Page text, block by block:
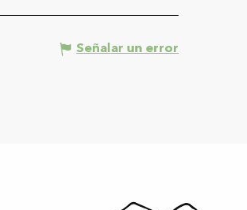
Señalar un error